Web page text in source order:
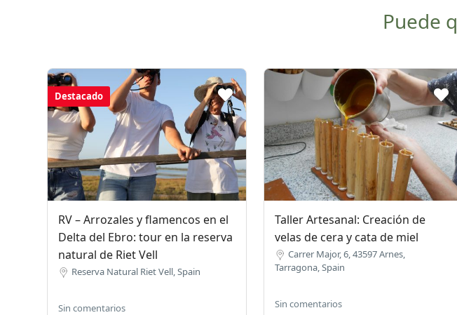
Puede
Destacado
RV – Arrozales y flamencos en el
Delta del Ebro: tour en la reserva
natural de Riet Vell
Reserva Natural Riet Vell, Spain
Sin comentarios
Taller Artesanal: Creación de
velas de cera y cata de miel
Carrer Major, 6, 43597 Arnes,
Tarragona, Spain
Sin comentarios